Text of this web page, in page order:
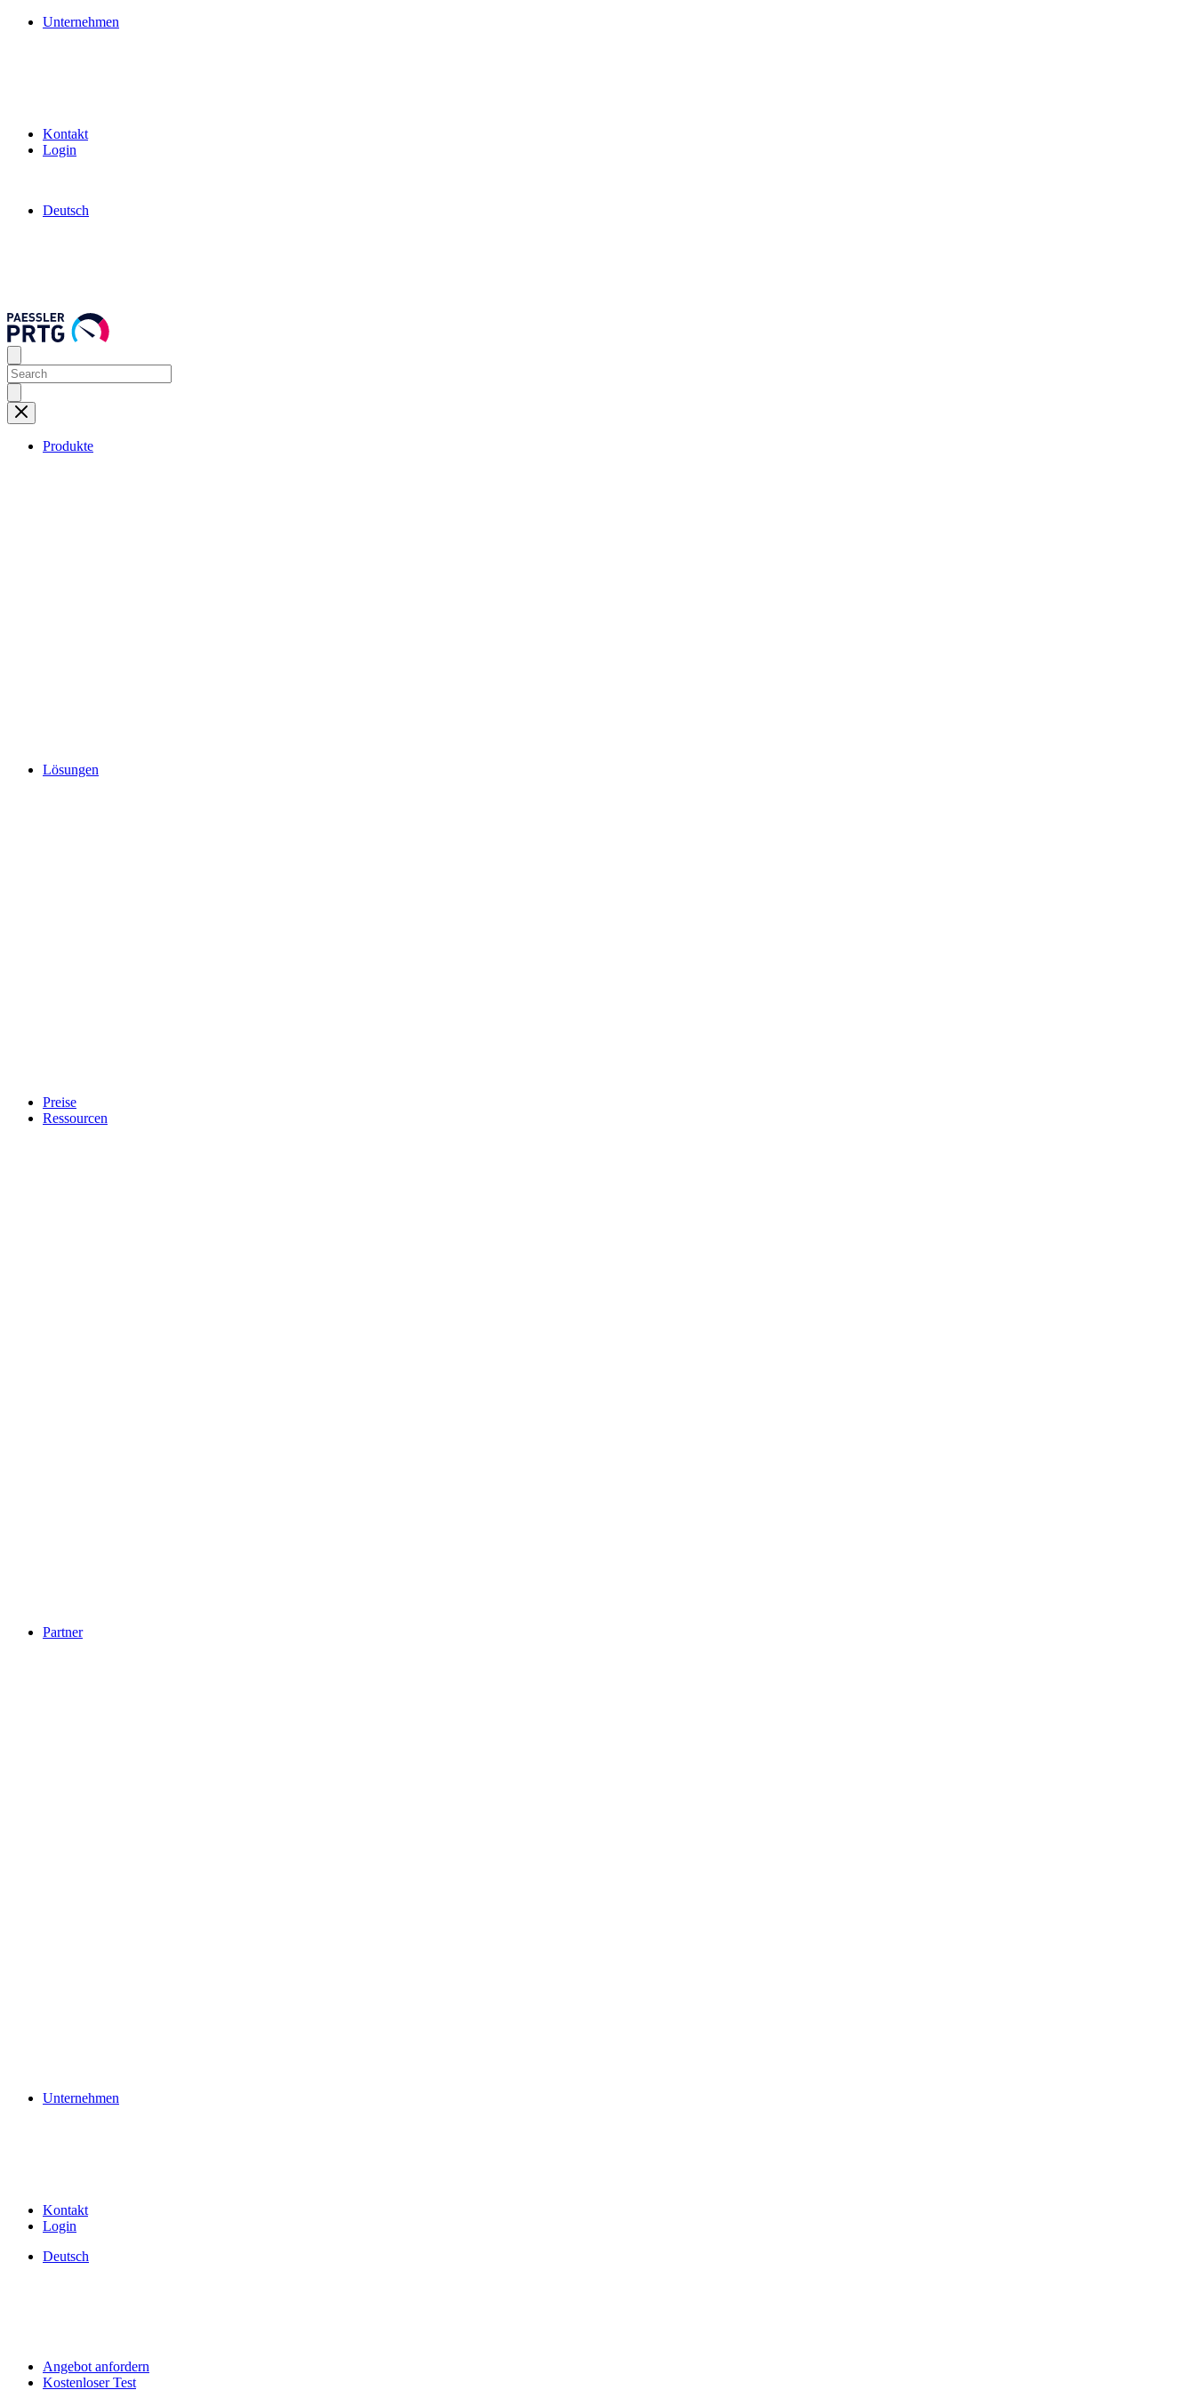
Unternehmen
Kontakt
Login
Deutsch
Produkte
Lösungen
Preise
Ressourcen
Partner
Unternehmen
Kontakt
Login
Deutsch
Angebot anfordern
Kostenloser Test